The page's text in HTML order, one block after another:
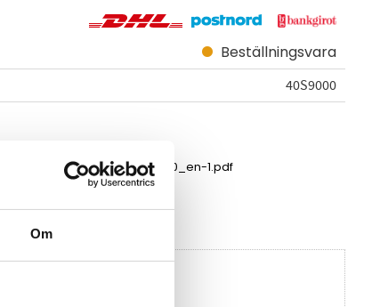
Om
Beställningsvara
40S9000
d_psp4000_en-1.pdf